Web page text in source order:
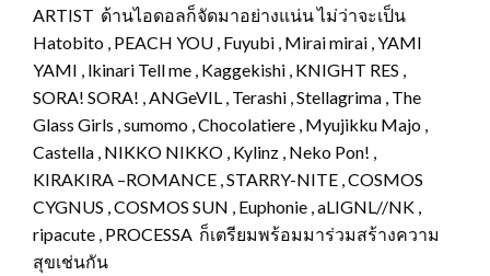
ARTIST ด้านไอดอลก็จัดมาอย่างแน่น ไม่ว่าจะเป็น
Hatobito , PEACH YOU , Fuyubi , Mirai mirai , YAMI
YAMI , lkinari Tell me , Kaggekishi , KNIGHT RES ,
SORA! SORA! , ANGeVIL , Terashi , Stellagrima , The
Glass Girls , sumomo , Chocolatiere , Myujikku Majo ,
Castella , NIKKO NIKKO , Kylinz , Neko Pon! ,
KIRAKIRA –ROMANCE , STARRY-NITE , COSMOS
CYGNUS , COSMOS SUN , Euphonie , aLIGNL//NK ,
ripacute , PROCESSA ก็เตรียมพร้อมมาร่วมสร้างความ
สุขเช่นกัน